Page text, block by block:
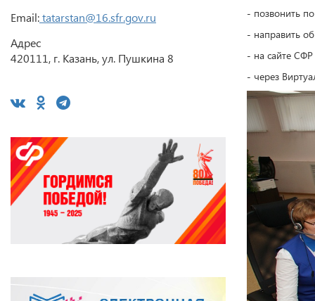
- позвонить
- направить
- на сайте
- через
Email:tatarstan@16.sfr.gov.ru
Адрес
420111, г. Казань, ул. Пушкина 8